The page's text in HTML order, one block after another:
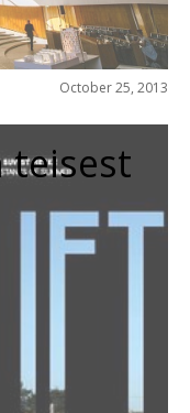
October 25, 2013
teisest